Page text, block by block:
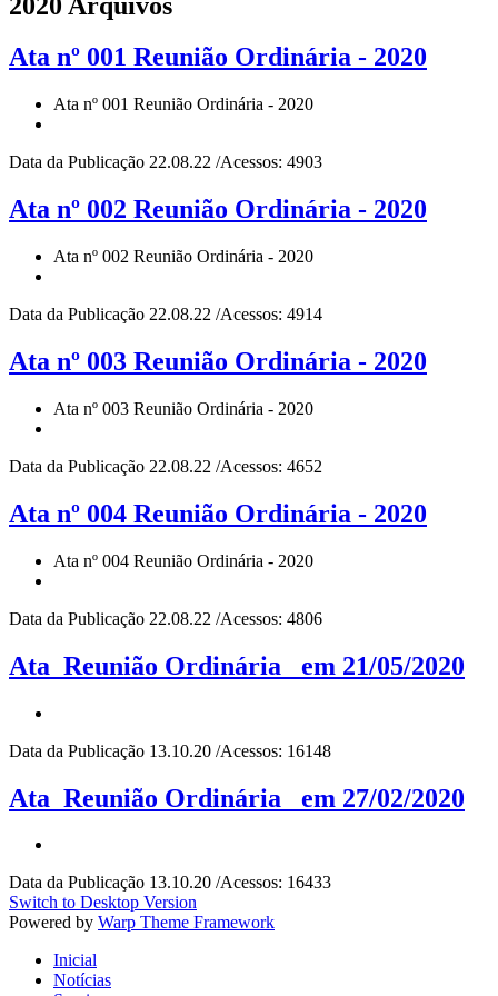
Ata nº 001 Reunião Ordinária - 2020
Ata nº 001 Reunião Ordinária - 2020
Data da Publicação 22.08.22 /Acessos: 4903
Ata nº 002 Reunião Ordinária - 2020
Ata nº 002 Reunião Ordinária - 2020
Data da Publicação 22.08.22 /Acessos: 4914
Ata nº 003 Reunião Ordinária - 2020
Ata nº 003 Reunião Ordinária - 2020
Data da Publicação 22.08.22 /Acessos: 4652
Ata nº 004 Reunião Ordinária - 2020
Ata nº 004 Reunião Ordinária - 2020
Data da Publicação 22.08.22 /Acessos: 4806
Ata_Reunião Ordinária_ em 21/05/2020
Data da Publicação 13.10.20 /Acessos: 16148
Ata_Reunião Ordinária_ em 27/02/2020
Data da Publicação 13.10.20 /Acessos: 16433
Switch to Desktop Version
Powered by Warp Theme Framework
Inicial
Notícias